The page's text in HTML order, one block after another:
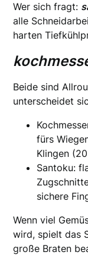
Wer sich fragt:
alle
harten
Beide sind
unterscheidet
fürs
Klingen
Santoku:
sichere
Wenn viel
wird, spielt das
große Braten